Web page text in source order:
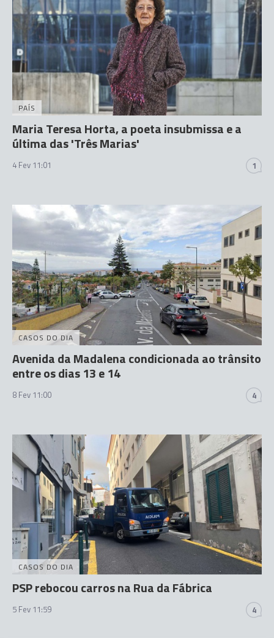
PAÍS
Maria Teresa Horta, a poeta insubmissa e a
última das 'Três Marias'
4 Fev 11:01 1
CASOS DO DIA
Avenida da Madalena condicionada ao trânsito
entre os dias 13 e 14
8 Fev 11:00 4
CASOS DO DIA
PSP rebocou carros na Rua da Fábrica
5 Fev 11:59 4